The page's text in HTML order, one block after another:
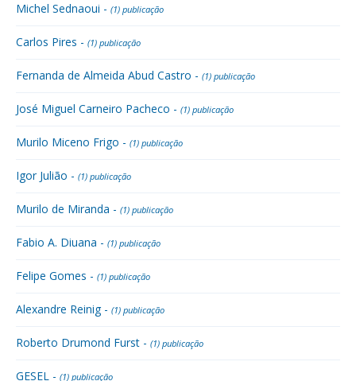
Michel Sednaoui - (1) publicação
Carlos Pires - (1) publicação
Fernanda de Almeida Abud Castro - (1) publicação
José Miguel Carneiro Pacheco - (1) publicação
Murilo Miceno Frigo - (1) publicação
Igor Julião - (1) publicação
Murilo de Miranda - (1) publicação
Fabio A. Diuana - (1) publicação
Felipe Gomes - (1) publicação
Alexandre Reinig - (1) publicação
Roberto Drumond Furst - (1) publicação
GESEL - (1) publicação